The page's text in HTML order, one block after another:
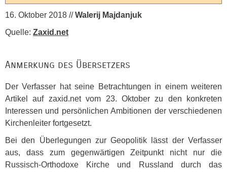
16. Oktober 2018 //Walerij Majdanjuk
Quelle: Zaxid.net
Anmerkung des Übersetzers
Der Verfasser hat seine Betrachtungen in einem weiteren
Artikel auf zaxid.net vom 23. Oktober zu den konkreten
Interessen und persönlichen Ambitionen der verschiedenen
Kirchenleiter fortgesetzt.
Bei den Überlegungen zur Geopolitik lässt der Verfasser
aus, dass zum gegenwärtigen Zeitpunkt nicht nur die
Russisch-Orthodoxe Kirche und Russland durch das